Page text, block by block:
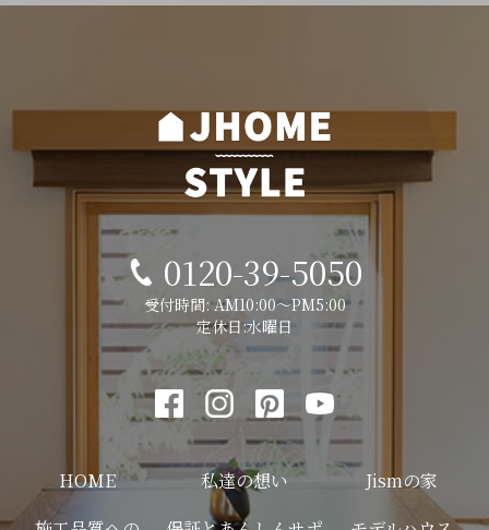
0120-39-5050
受付時間: AM10:00～PM5:00
定休日:水曜日
HOME 私達の想い
Jismの家